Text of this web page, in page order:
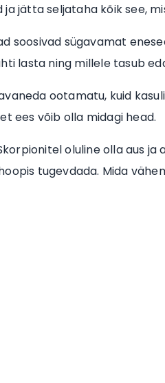
jätta seljataha kõik see,
soosivad sügavamat
lasta ning millele tasub
ootamatu, kuid
ees võib olla midagi head.
oluline olla aus ja
tugevdada. Mida